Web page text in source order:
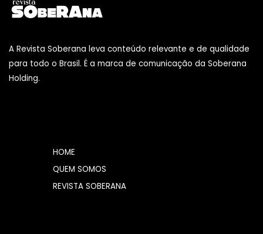
A Revista Soberana leva conteúdo relevante e de qualidade
para todo o Brasil. É a marca de comunicação da Soberana
Holding.
HOME
QUEM SOMOS
REVISTA SOBERANA